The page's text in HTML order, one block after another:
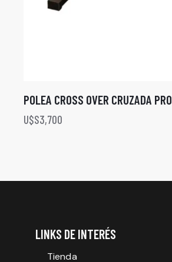
POLEA CROSS OVER CRUZADA PRO
U$S3,700
LINKS DE INTERÉS
Tienda